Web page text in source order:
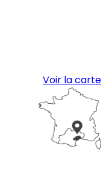
Voir la carte